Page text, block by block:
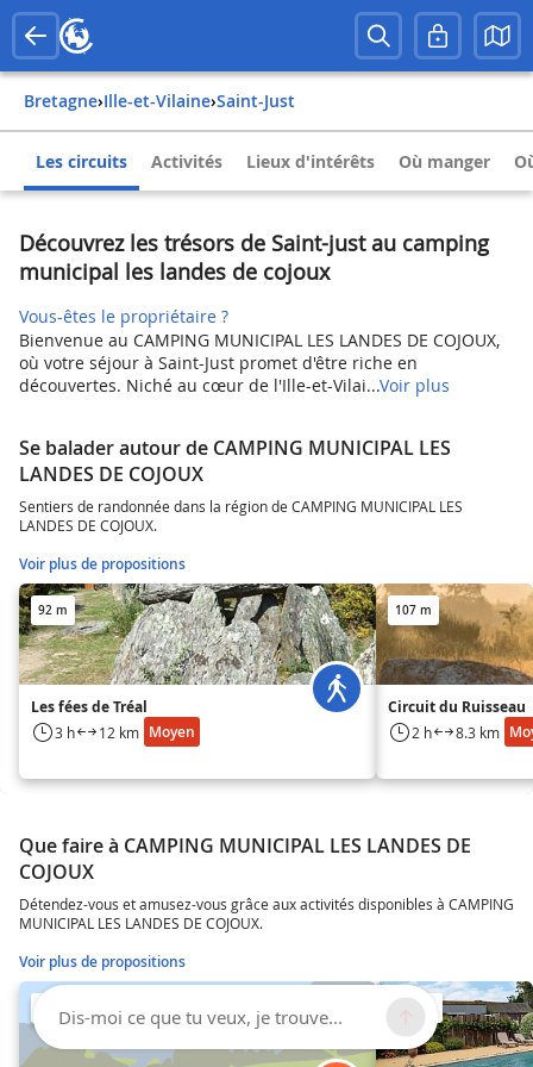
Bretagne› Ille-et-Vilaine› Saint-Just
Les circuits Activités Lieux d'intérêts Où manger
Découvrez les trésors de Saint-just au camping
municipal les landes de cojoux
Vous-êtes le propriétaire ?
Bienvenue au CAMPING MUNICIPAL LES LANDES DE COJOUX,
où votre séjour à Saint-Just promet d'être riche en
découvertes. Niché au cœur de l'Ille-et-Vilai...Voir plus
Se balader autour de CAMPING MUNICIPAL LES
LANDES DE COJOUX
Sentiers de randonnée dans la région de CAMPING MUNICIPAL LES
LANDES DE COJOUX.
Voir plus de propositions
92 m
Les fées de Tréal
3 h 12 km Moyen
107 m
Circuit du Ruisseau
2 h 8.3 km
Que faire à CAMPING MUNICIPAL LES LANDES DE
COJOUX
Détendez-vous et amusez-vous grâce aux activités disponibles à CAMPING
MUNICIPAL LES LANDES DE COJOUX.
Voir plus de propositions
1.5 km 2.9 km
Dis-moi ce que tu veux, je trouve...